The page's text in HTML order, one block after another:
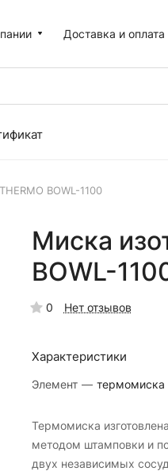
Доставка и оплата
BOWL-1100
Миска
BOWL-
0 Нет отзывов
Характеристики
Элемент — термомиска
Термомиска
методом штамповки и
двух независимых